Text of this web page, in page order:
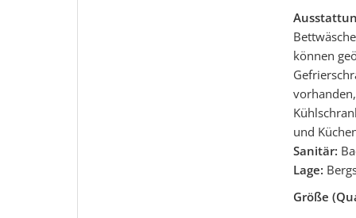
können
und
Sanitär:
Lage:
Größe